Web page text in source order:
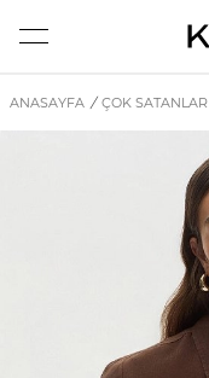
ANASAYFA / ÇOK SATANLAR